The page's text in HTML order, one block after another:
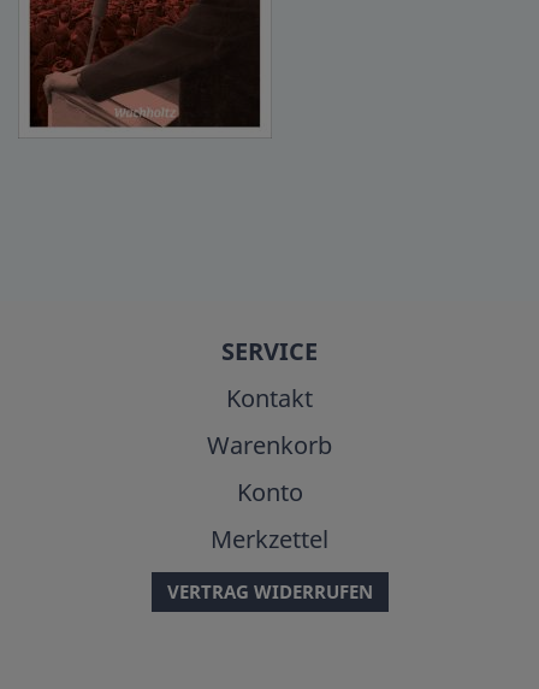
SERVICE
Kontakt
Warenkorb
Konto
Merkzettel
VERTRAG WIDERRUFEN